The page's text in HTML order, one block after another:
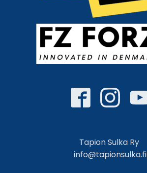
Tapion Sulka Ry
info@tapionsulka.fi